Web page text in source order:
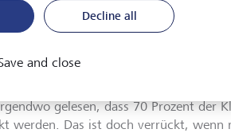
eine Zunahme an Online-Einkäufen
erhöhte, weil alles nur mit
gelesen, dass 70 Prozent der
werden. Das ist doch verrückt, wenn
Decline all
and close